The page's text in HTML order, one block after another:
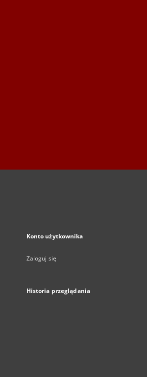
Konto użytkownika
Zaloguj się
Historia przeglądania